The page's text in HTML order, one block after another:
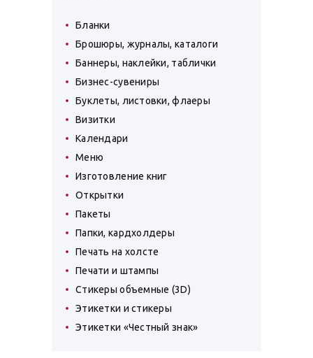
Бланки
Брошюры, журналы, каталоги
Баннеры, наклейки, таблички
Бизнес-сувениры
Буклеты, листовки, флаеры
Визитки
Календари
Меню
Изготовление книг
Открытки
Пакеты
Папки, кардхолдеры
Печать на холсте
Печати и штампы
Стикеры объемные (3D)
Этикетки и стикеры
Этикетки «Честный знак»